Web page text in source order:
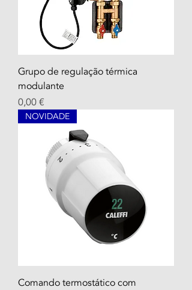
Grupo de regulação térmica
modulante
Prezzo
0,00 €
NOVIDADE
Comando termostático com